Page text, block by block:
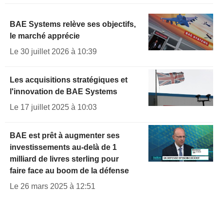
BAE Systems relève ses objectifs,
le marché apprécie
Le 30 juillet 2026 à 10:39
Les acquisitions stratégiques et
l'innovation de BAE Systems
Le 17 juillet 2025 à 10:03
BAE est prêt à augmenter ses
investissements au-delà de 1
milliard de livres sterling pour
faire face au boom de la défense
Le 26 mars 2025 à 12:51